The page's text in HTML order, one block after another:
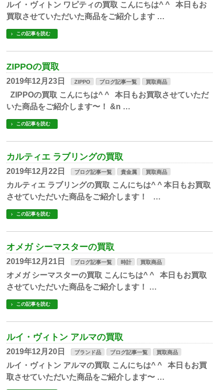
ルイ・ヴィトン ワピティの買取 こんにちは^ ^ 本日もお
買取させていただいた商品をご紹介します …
この記事を読む
ZIPPOの買取
2019年12月23日 ZIPPO ブログ記事一覧 買取商品
ZIPPOの買取 こんにちは^ ^ 本日もお買取させていただ
いた商品をご紹介します〜！ &n …
この記事を読む
カルティエ ラブリングの買取
2019年12月22日 ブログ記事一覧 貴金属 買取商品
カルティエ ラブリングの買取 こんにちは^ ^ 本日もお買取
させていただいた商品をご紹介します！ …
この記事を読む
オメガ シーマスターの買取
2019年12月21日 ブログ記事一覧 時計 買取商品
オメガ シーマスターの買取 こんにちは^ ^ 本日もお買取
させていただいた商品をご紹介します！ …
この記事を読む
ルイ・ヴィトン アルマの買取
2019年12月20日 ブランド品 ブログ記事一覧 買取商品
ルイ・ヴィトン アルマの買取 こんにちは^ ^ 本日もお買
取させていただいた商品をご紹介します〜 …